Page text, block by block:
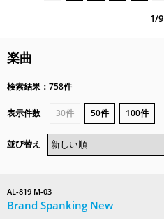
1/9
楽曲
検索結果：758件
表示件数 30件 50件 100件
並び替え
AL-819 M-03
Brand Spanking New